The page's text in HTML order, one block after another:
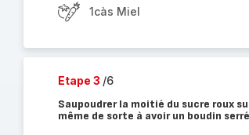
1càs Miel
Etape 3 /6
Saupoudrer la moitié du sucre roux
même de sorte à avoir un boudin